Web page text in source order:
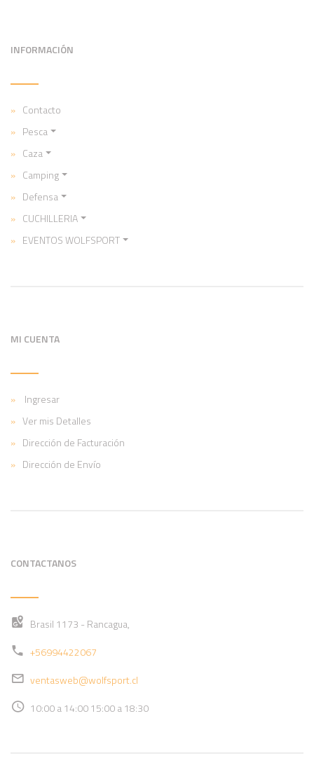
INFORMACIÓN
Contacto
Pesca
Caza
Camping
Defensa
CUCHILLERIA
EVENTOS WOLFSPORT
MI CUENTA
Ingresar
Ver mis Detalles
Dirección de Facturación
Dirección de Envío
CONTACTANOS
Brasil 1173 - Rancagua,
+56994422067
ventasweb@wolfsport.cl
10:00 a 14:00 15:00 a 18:30